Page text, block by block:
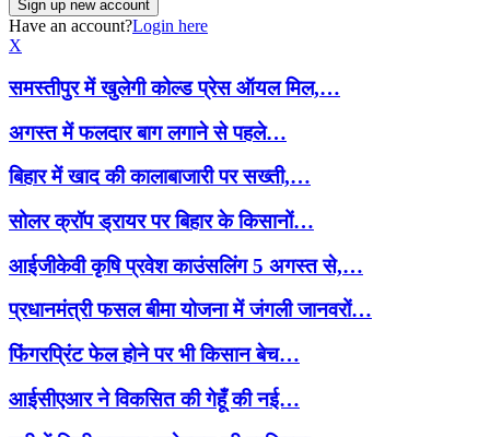
Have an account?Login here
X
समस्तीपुर में खुलेगी कोल्ड प्रेस ऑयल मिल,…
अगस्त में फलदार बाग लगाने से पहले…
बिहार में खाद की कालाबाजारी पर सख्ती,…
सोलर क्रॉप ड्रायर पर बिहार के किसानों…
आईजीकेवी कृषि प्रवेश काउंसलिंग 5 अगस्त से,…
प्रधानमंत्री फसल बीमा योजना में जंगली जानवरों…
फिंगरप्रिंट फेल होने पर भी किसान बेच…
आईसीएआर ने विकसित की गेहूँ की नई…